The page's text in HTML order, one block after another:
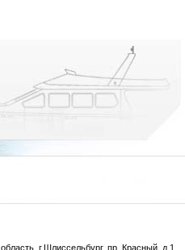
г.Шлиссельбург, пр. Красный, д.1